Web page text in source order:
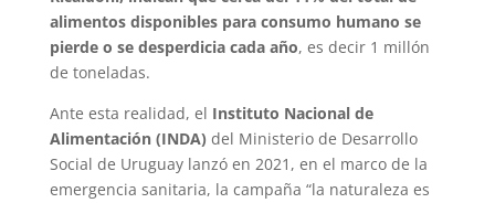
alimentos disponibles para consumo humano se
pierde o se desperdicia cada año, es decir 1 millón
de toneladas.
Ante esta realidad, el Instituto Nacional de
Alimentación (INDA) del Ministerio de Desarrollo
Social de Uruguay lanzó en 2021, en el marco de la
emergencia sanitaria, la campaña “la naturaleza es